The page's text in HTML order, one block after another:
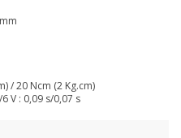
/ 20 Ncm (2 Kg.cm)
6 V : 0,09 s/0,07 s